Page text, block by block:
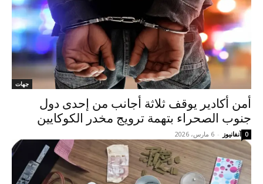
جهات
أمن أكادير يوقف ثلاثة أجانب من إحدى دول
جنوب الصحراء بتهمة ترويج مخدر الكوكايين
آنفانيوز - 6 مارس، 2026 0